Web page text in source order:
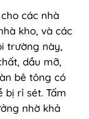
các nhà
kho, và các
trường này,
dầu mỡ,
bê tông có
bị rỉ sét. Tấm
nhờ khả